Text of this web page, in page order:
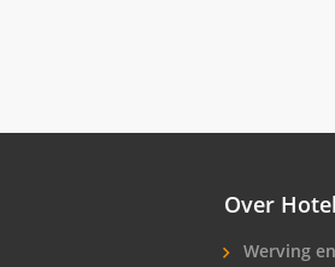
Over
Werving